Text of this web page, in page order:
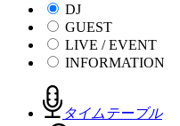
DJ
GUEST
LIVE / EVENT
INFORMATION
タイムテーブル